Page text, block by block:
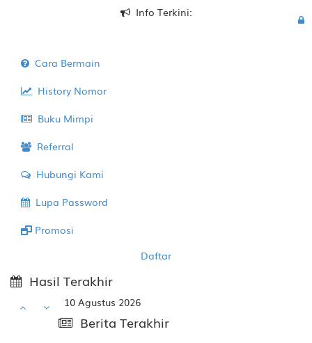
Info Terkini:
Cara Bermain
History Nomor
Buku Mimpi
Referral
Hubungi Kami
Lupa Password
Promosi
Daftar
Hasil Terakhir
10 Agustus 2026
Berita Terakhir